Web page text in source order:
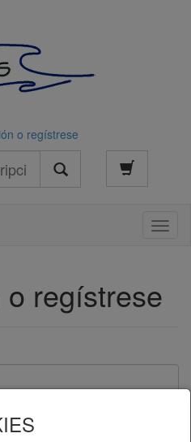
o regístrese
regístrese